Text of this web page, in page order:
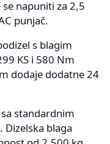
napuniti za 2,5
punjač.
s blagim
KS i 580 Nm
dodaje dodatne 24
standardnim
blaga